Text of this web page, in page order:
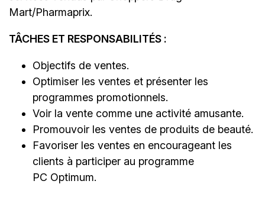
Mart/Pharmaprix.
TÂCHES ET RESPONSABILITÉS :
Objectifs de ventes.
Optimiser les ventes et présenter les
programmes promotionnels.
Voir la vente comme une activité amusante.
Promouvoir les ventes de produits de beauté.
Favoriser les ventes en encourageant les
clients à participer au programme
PC Optimum.